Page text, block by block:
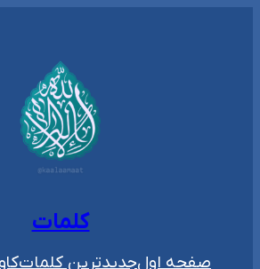
کلمات
صفحه اولجدیدترین کلمات